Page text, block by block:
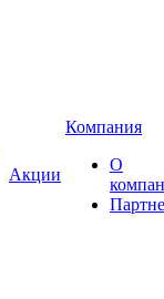
Акции
Компания
О